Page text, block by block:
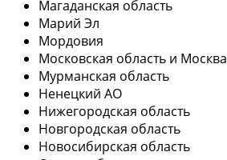
Магаданская область
Марий Эл
Мордовия
Московская область и Москва
Мурманская область
Ненецкий АО
Нижегородская область
Новгородская область
Новосибирская область